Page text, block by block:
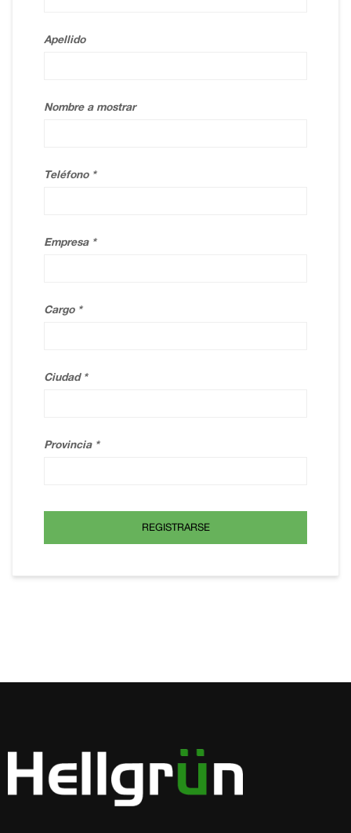
Apellido
Nombre a mostrar
Teléfono
Empresa
Cargo
Ciudad
Provincia
REGISTRARSE